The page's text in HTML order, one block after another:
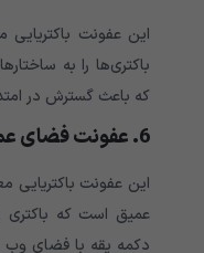
این عفونت
باکتری‌ها را به
که باعث گسترش در
6. عفونت فضای عمیق
این عفونت باکتریایی
عمیق است که باکتری
دکمه یقه با فضای وب